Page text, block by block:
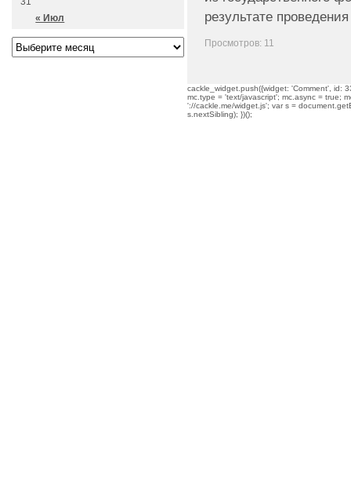
результате
Просмотров: 11
cackle_widget.push({widget: 'Comment', id:
mc.type = 'text/javascript'; mc.async = true;
'://cackle.me/widget.js'; var s =
s.nextSibling); })();
« Июл